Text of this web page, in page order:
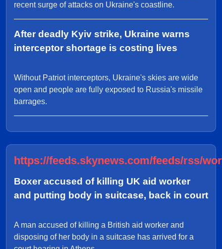
recent surge of attacks on Ukraine's coastline.
After deadly Kyiv strike, Ukraine warns
interceptor shortage is costing lives
Without Patriot interceptors, Ukraine's skies are wide
open and people are fully exposed to Russia's missile
barrages.
https://feeds.skynews.com/feeds/rss/
Boxer accused of killing UK aid worker
and putting body in suitcase, back in court
A man accused of killing a British aid worker and
disposing of her body in a suitcase has arrived for a